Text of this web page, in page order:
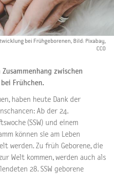
bei Frühgeborenen, Bild: Pixabay,
CCO
zwischen
Frühchen.
haben heute Dank der
Ab der 24.
(SSW) und einem
können sie am Leben
werden. Zu früh Geborene, die
Welt kommen, werden auch als
28. SSW geborene